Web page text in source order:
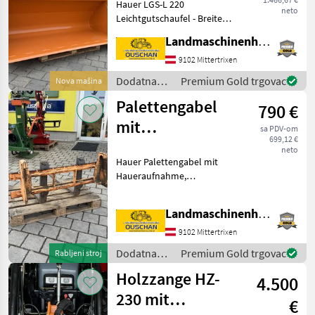
Nova mašina
neto
Hauer LGS-L 220
Leichtgutschaufel - Breite
Höhe 800mm -
Schaufelschneide 150/20 -
Eigengewicht 269kg -
Euroaufnahme - Volumen 1,
1
Landmaschinenhandel Ouschan Anton
9102 Mittertrixen
Dodatna
oprema za
traktore /
Hauer
Premium Gold trgovac
Rabljeni stroj
Palettengabel
mit
790 €
sa PDV-om
699,12 €
neto
Hauer Palettengabel mit
Haueraufnahme,
Schmale Aufnahme, wir
sind gerne für sie erreichbar
oder Besuchen sie uns vor
Ort Dod
Landmaschinenhandel Ouschan Anton
9102 Mittertrixen
Dodatna
oprema za
traktore /
Hauer
Premium Gold trgovac
Holzzange HZ-
230 mit
4.500
€